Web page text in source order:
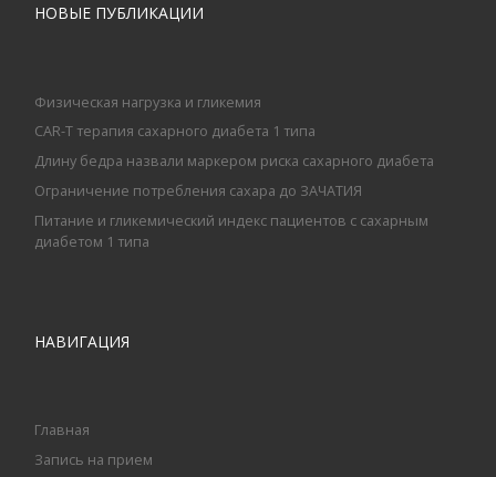
НОВЫЕ ПУБЛИКАЦИИ
Физическая нагрузка и гликемия
CAR-T терапия сахарного диабета 1 типа
Длину бедра назвали маркером риска сахарного диабета
Ограничение потребления сахара до ЗАЧАТИЯ
Питание и гликемический индекс пациентов с сахарным
диабетом 1 типа
НАВИГАЦИЯ
Главная
Запись на прием